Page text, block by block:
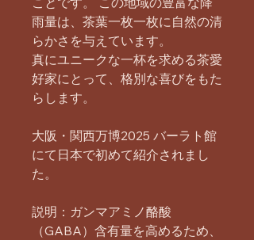
雨量は、茶葉一枚一枚に自然の清
らかさを与えています。
真にユニークな一杯を求める茶愛
好家にとって、格別な喜びをもた
らします。
大阪・関西万博2025 バーラト館
にて日本で初めて紹介されまし
た。
説明：ガンマアミノ酪酸
（GABA）含有量を高めるため、